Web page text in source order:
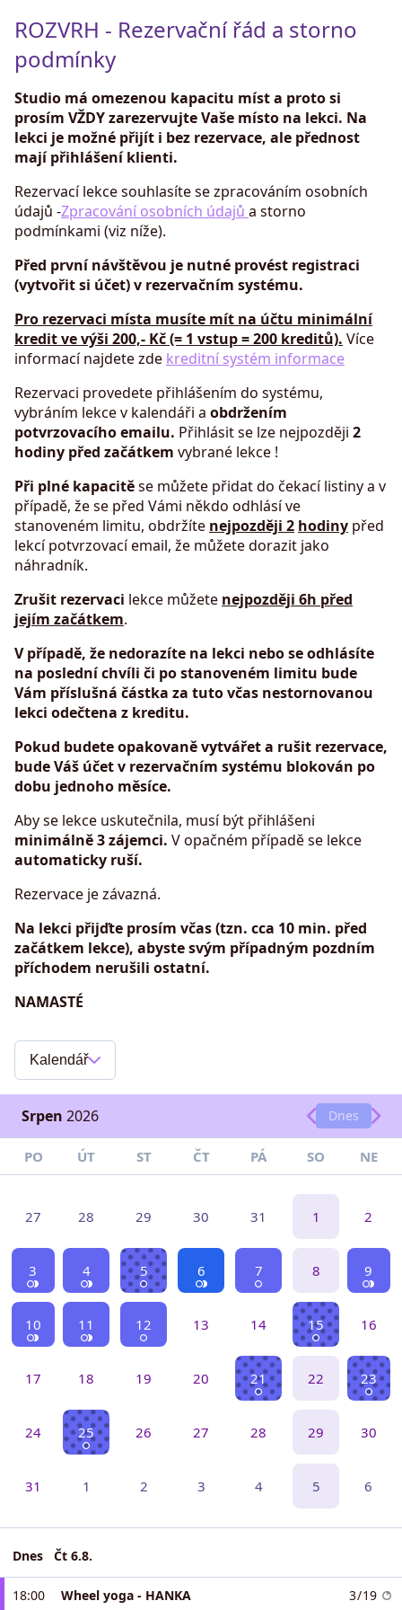
ROZVRH - Rezervační řád a storno
podmínky
Studio má omezenou kapacitu míst a proto si
prosím VŽDY zarezervujte Vaše místo na lekci. Na
lekci je možné přijít i bez rezervace, ale přednost
mají přihlášení klienti.
Rezervací lekce souhlasíte se zpracováním osobních
údajů -Zpracování osobních údajů a storno
podmínkami (viz níže).
Před první návštěvou je nutné provést registraci
(vytvořit si účet) v rezervačním systému.
Pro rezervaci místa musíte mít na účtu minimální
kredit ve výši 200,- Kč (= 1 vstup = 200 kreditů). Více
informací najdete zde kreditní systém informace
Rezervaci provedete přihlášením do systému,
vybráním lekce v kalendáři a obdržením
potvrzovacího emailu. Přihlásit se lze nejpozději 2
hodiny před začátkem vybrané lekce !
Při plné kapacitěse můžete přidat do čekací listiny a v
případě, že se před Vámi někdo odhlásí ve
stanoveném limitu, obdržíte nejpozději 2 hodiny před
lekcí potvrzovací email, že můžete dorazit jako
náhradník.
Zrušit rezervaci lekce můžete nejpozději 6h před
jejím začátkem.
V případě, že nedorazíte na lekci nebo se odhlásíte
na poslední chvíli či po stanoveném limitu bude
Vám příslušná částka za tuto včas nestornovanou
lekci odečtena z kreditu.
Pokud budete opakovaně vytvářet a rušit rezervace,
bude Váš účet v rezervačním systému blokován po
dobu jednoho měsíce.
Aby se lekce uskutečnila, musí být přihlášeni
minimálně 3 zájemci. V opačném případě se lekce
automaticky ruší.
Rezervace je závazná.
Na lekci přijďte prosím včas (tzn. cca 10 min. před
začátkem lekce), abyste svým případným pozdním
příchodem nerušili ostatní.
NAMASTÉ
Kalendář
Srpen 2026 Dnes
PO ÚT ST ČT PÁ SO NE
27 28 29 30 31 1 2
3 4 5 6 7 8 9
10 11 12 13 14 15 16
17 18 19 20 21 22 23
24 25 26 27 28 29 30
31 1 2 3 4 5 6
Dnes Čt 6.8.
18:00 3 / 19
Wheel yoga - HANKA